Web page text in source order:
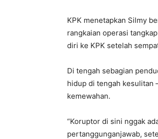
KPK menetapkan Silmy
rangkaian operasi
diri ke KPK setelah
Di tengah sebagian
hidup di tengah kesulitan
kemewahan.
“Koruptor di sini nggak
pertanggunganjawab,